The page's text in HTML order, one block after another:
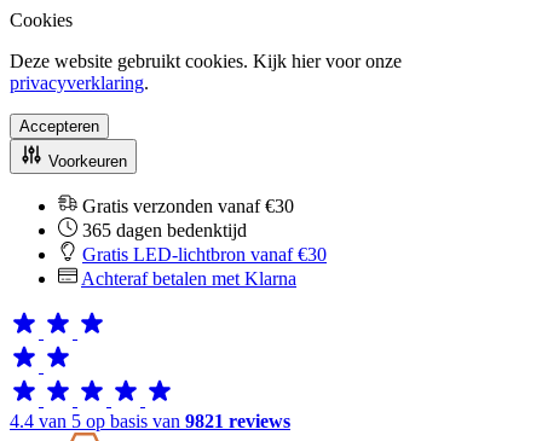
Cookies
Deze website gebruikt cookies. Kijk hier voor onze
privacyverklaring.
Accepteren
Voorkeuren
Gratis verzonden vanaf €30
365 dagen bedenktijd
Gratis LED-lichtbron vanaf €30
Achteraf betalen met Klarna
4.4 van 5 op basis van 9821 reviews